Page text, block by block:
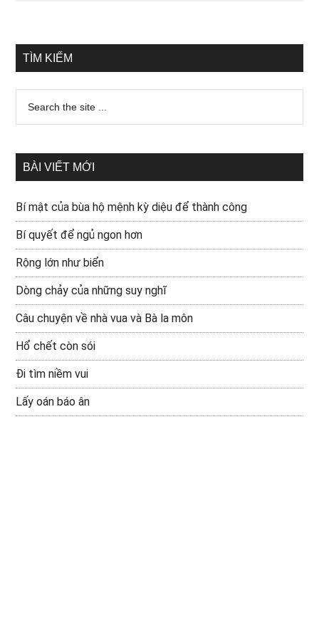
TÌM KIẾM
BÀI VIẾT MỚI
Bí mật của bùa hộ mệnh kỳ diệu để thành công
Bí quyết để ngủ ngon hơn
Rộng lớn như biển
Dòng chảy của những suy nghĩ
Câu chuyện về nhà vua và Bà la môn
Hổ chết còn sói
Đi tìm niềm vui
Lấy oán báo ân